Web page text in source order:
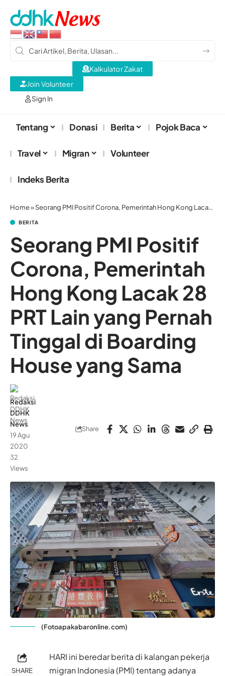
Sign In
Kalkulator Zakat
Join Volunteer
Tentang Donasi Berita Pojok Baca
Travel Migran Volunteer
Indeks Berita
Home»Seorang PMI Positif Corona, Pemerintah Hong Kong Lacak 28 PRT Lain yang Pernah Tinggal di Boarding House yang Sama
BERITA
Seorang PMI Positif
Corona, Pemerintah
Hong Kong Lacak 28
PRT Lain yang Pernah
Tinggal di Boarding
House yang Sama
Redaksi
DDHK
News
19 Agu
2020
32
Views
Share
(Fotoapakabaronline.com)
SHARE
HARI ini beredar berita di kalangan pekerja
migran Indonesia (PMI) tentang adanya